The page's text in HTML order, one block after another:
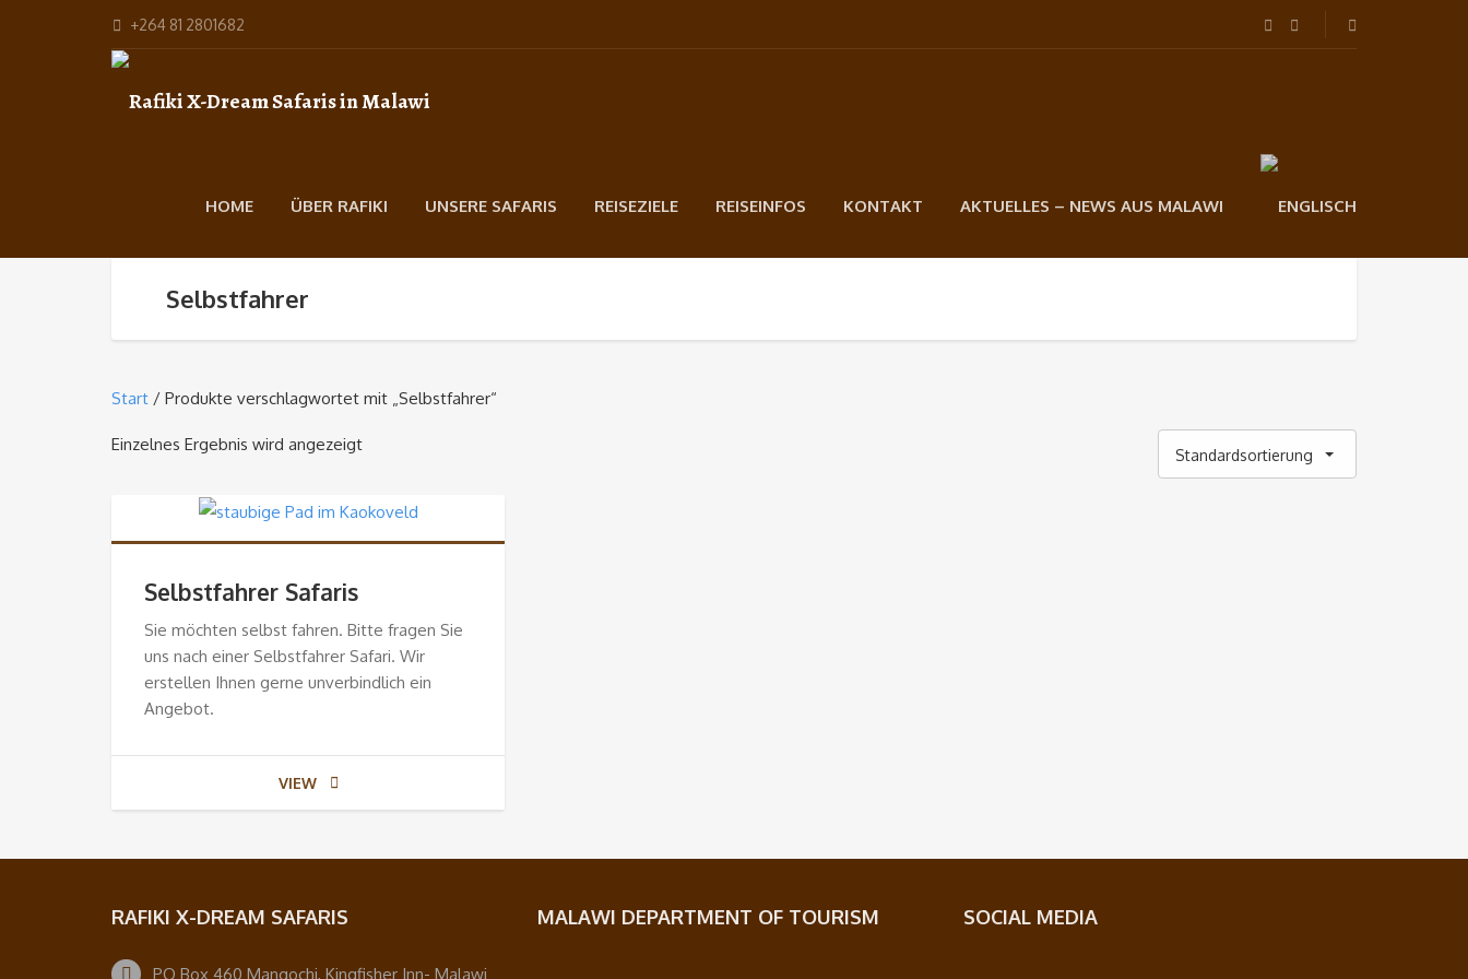
+264 81 2801682
HOME ÜBER RAFIKI UNSERE SAFARIS REISEZIELE REISEINFOS KONTAKT AKTUELLES – NEWS AUS MALAWI
Selbstfahrer
Start / Produkte verschlagwortet mit „Selbstfahrer“
Einzelnes Ergebnis wird angezeigt
Standardsortierung
Selbstfahrer Safaris
Sie möchten selbst fahren. Bitte fragen Sie
uns nach einer Selbstfahrer Safari. Wir
erstellen Ihnen gerne unverbindlich ein
Angebot.
VIEW
RAFIKI X-DREAM SAFARIS
PO Box 460 Mangochi, Kingfisher Inn- Malawi
MALAWI DEPARTMENT OF TOURISM SOCIAL MEDIA